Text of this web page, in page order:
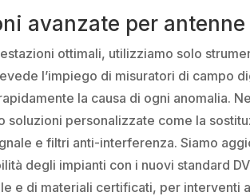
avanzate per
ottimali, utilizziamo solo
l’impiego di misuratori di campo
la causa di ogni anomalia.
soluzioni personalizzate come la
e filtri anti-interferenza. Siamo
degli impianti con i nuovi standard
e di materiali certificati, per interventi